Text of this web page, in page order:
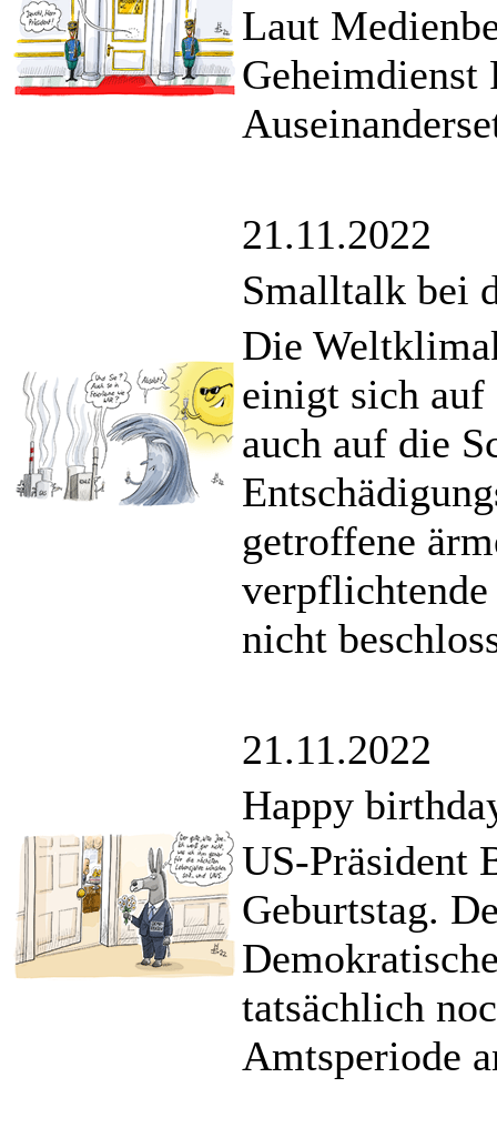
Laut
Geheimdienst
21.11.2022
Smalltalk bei
Die
einigt sich auf
auch auf die
getroffene
verpflichtende
nicht
21.11.2022
Happy
US-Präsident
Geburtstag.
tatsächlich
Amtsperiode